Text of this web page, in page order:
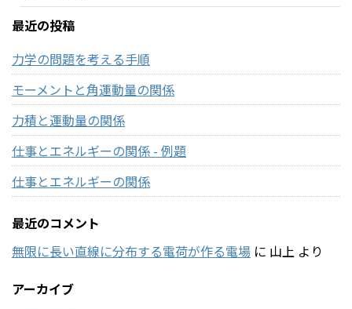
最近の投稿
力学の問題を考える手順
モーメントと角運動量の関係
力積と運動量の関係
仕事とエネルギーの関係 - 例題
仕事とエネルギーの関係
最近のコメント
無限に長い直線に分布する電荷が作る電場 に 山上 より
アーカイブ